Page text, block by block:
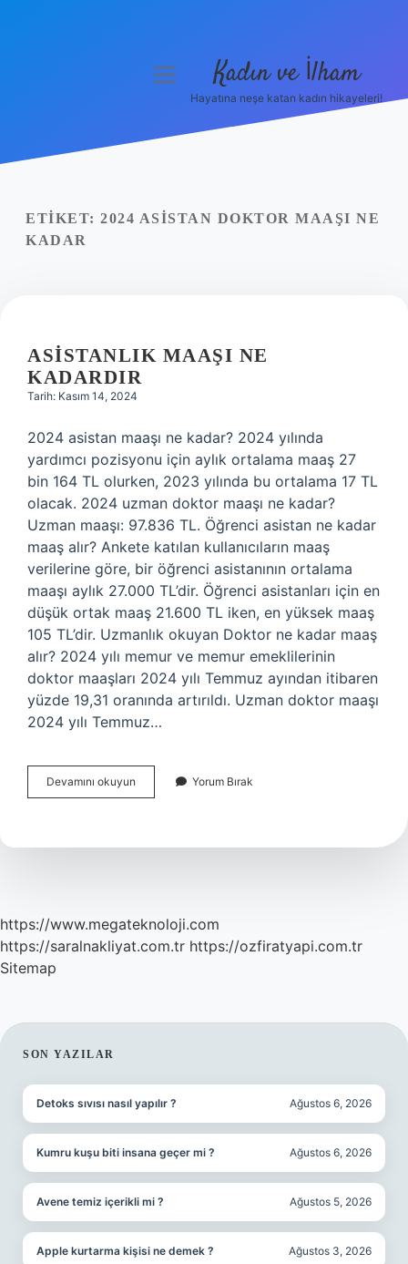
Yasal Uyarı
menüyü
Kadın ve İlham
Hayatına neşe katan kadın hikayeleri!
ETIKET: 2024 ASISTAN DOKTOR MAAŞI NE
KADAR
ASISTANLIK MAAŞI NE
KADARDIR
Tarih: Kasım 14, 2024
2024 asistan maaşı ne kadar? 2024 yılında
yardımcı pozisyonu için aylık ortalama maaş 27
bin 164 TL olurken, 2023 yılında bu ortalama 17 TL
olacak. 2024 uzman doktor maaşı ne kadar?
Uzman maaşı: 97.836 TL. Öğrenci asistan ne kadar
maaş alır? Ankete katılan kullanıcıların maaş
verilerine göre, bir öğrenci asistanının ortalama
maaşı aylık 27.000 TL’dir. Öğrenci asistanları için en
düşük ortak maaş 21.600 TL iken, en yüksek maaş
105 TL’dir. Uzmanlık okuyan Doktor ne kadar maaş
alır? 2024 yılı memur ve memur emeklilerinin
doktor maaşları 2024 yılı Temmuz ayından itibaren
yüzde 19,31 oranında artırıldı. Uzman doktor maaşı
2024 yılı Temmuz…
Devamını okuyun Asistanlık
Maaşı
Yorum Bırak
https://www.megateknoloji.com
https://saralnakliyat.com.tr https://ozfiratyapi.com.tr
Sitemap
SIDEBAR
SON YAZILAR
Detoks sıvısı nasıl yapılır ? Ağustos 6, 2026
Kumru kuşu biti insana geçer mi ? Ağustos 6, 2026
Avene temiz içerikli mi ? Ağustos 5, 2026
Apple kurtarma kişisi ne demek ? Ağustos 3, 2026